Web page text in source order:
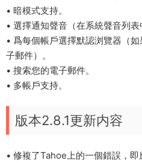
• 暗模式支持。
• 選擇通知聲音（在系統聲音列表
• 爲每個帳戶選擇默認浏覽器（
子郵件）。
• 搜索您的電子郵件。
• 多帳戶支持。
版本2.8.1更新内容
• 修複了Tahoe上的一個錯誤，